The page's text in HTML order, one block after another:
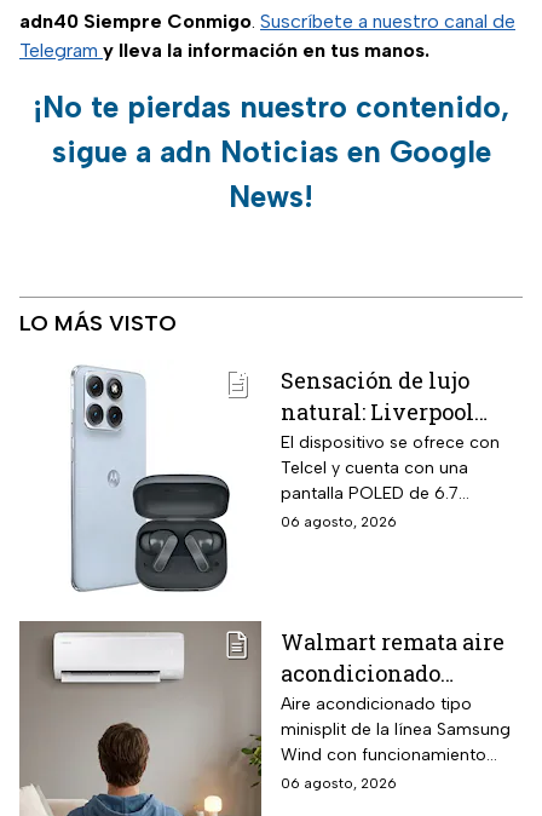
adn40 Siempre Conmigo. Suscríbete a nuestro canal de
Telegram y lleva la información en tus manos.
¡No te pierdas nuestro contenido,
sigue a adn Noticias en Google
News!
LO MÁS VISTO
Sensación de lujo
natural: Liverpool
remata el Motorola
Edge 70 Fusion de
256GB de
almacenamiento,
El dispositivo se ofrece con
Telcel y cuenta con una
pantalla POLED de 6.7
pulgadas y funciones
06 agosto, 2026
Walmart remata aire
acondicionado
Samsung Wind
Inverter frío y calor 1
tonelada con WiFi y
$3,500 de descuento
Aire acondicionado tipo
minisplit de la línea Samsung
Wind con funcionamiento
bidireccional frío y calor
06 agosto, 2026